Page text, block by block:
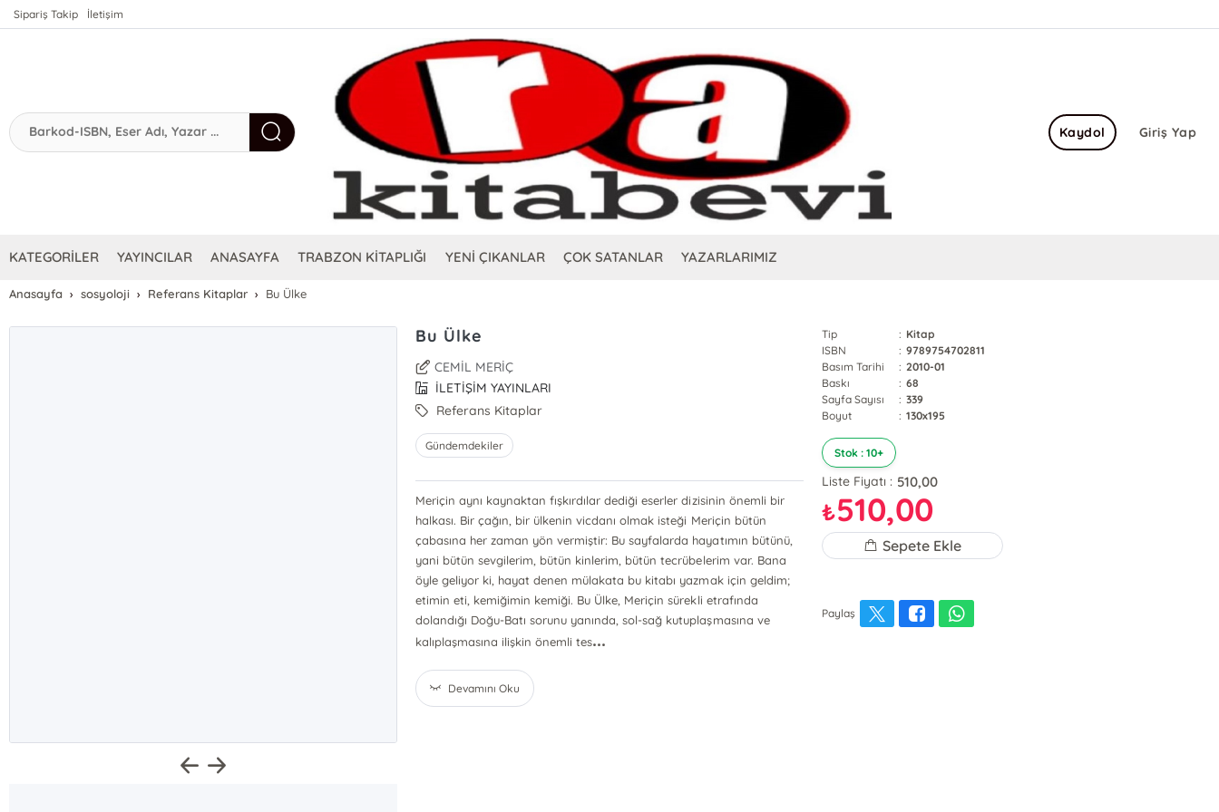
Sipariş Takip İletişim
Giriş Yap
Kaydol
KATEGORİLER YAYINCILAR ANASAYFA TRABZON KİTAPLIĞI YENİ ÇIKANLAR ÇOK SATANLAR YAZARLARIMIZ
Anasayfa sosyoloji Referans Kitaplar Bu Ülke
Bu Ülke
CEMİL MERİÇ
İLETİŞİM YAYINLARI
Referans Kitaplar
Gündemdekiler
Meriçin aynı kaynaktan fışkırdılar dediği eserler dizisinin önemli bir
halkası. Bir çağın, bir ülkenin vicdanı olmak isteği Meriçin bütün
çabasına her zaman yön vermiştir: Bu sayfalarda hayatımın bütünü,
yani bütün sevgilerim, bütün kinlerim, bütün tecrübelerim var. Bana
öyle geliyor ki, hayat denen mülakata bu kitabı yazmak için geldim;
etimin eti, kemiğimin kemiği. Bu Ülke, Meriçin sürekli etrafında
dolandığı Doğu-Batı sorunu yanında, sol-sağ kutuplaşmasına ve
kalıplaşmasına ilişkin önemli tes...
Devamını Oku
Tip : Kitap
ISBN
: 9789754702811
Basım Tarihi
: 2010-01
Baskı
: 68
Sayfa Sayısı
: 339
Boyut
: 130x195
Stok : 10+
Liste Fiyatı : 510,00
₺510,00
Sepete Ekle
Paylaş